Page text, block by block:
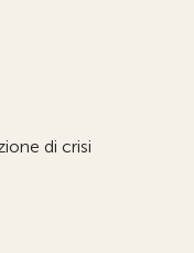
di crisi